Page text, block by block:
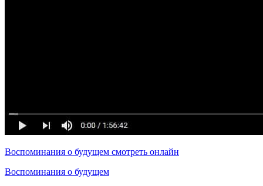
Воспоминания о будущем смотреть онлайн
Воспоминания о будущем